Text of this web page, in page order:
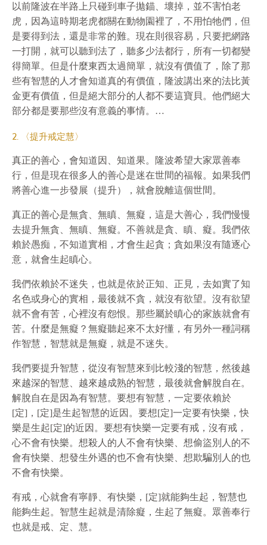
以前隆波在半路上只碰到車子拋錨、壞掉，並不害怕老
虎，因為這時期老虎都關在動物園裡了，不用怕牠們，但
是要得到法，還是非常的難。現在則很容易，只要把網路
一打開，就可以聽到法了，聽多少法都行，所有一切都變
得簡單。但是什麼東西太過簡單，就沒有價值了，除了那
些有智慧的人才會知道真的有價值，隆波講出來的法比黃
金更有價值，但是絕大部分的人都不要這寶貝。他們絕大
部分都是要那些沒有意義的事情。…
2. 〈提升戒定慧〉
真正的善心，會知道因、知道果。隆波希望大家眾善奉
行，但是現在很多人的善心是迷在世間的福報。如果我們
將善心進一步發展（提升），就會脫離這個世間。
真正的善心是無貪、無瞋、無癡，這是大善心，我們慢慢
去提升無貪、無瞋、無癡。不善就是貪、瞋、癡。我們依
賴於愚痴，不知道實相，才會生起貪；貪如果沒有隨逐心
意，就會生起瞋心。
我們依賴於不迷失，也就是依於正知、正見，去如實了知
名色或身心的實相，最後就不貪，就沒有欲望。沒有欲望
就不會有苦，心裡沒有怨恨。那些屬於瞋心的家族就會有
苦。什麼是無癡？無癡聽起來不太好懂，有另外一種詞稱
作智慧，智慧就是無癡，就是不迷失。
我們要提升智慧，從沒有智慧來到比較淺的智慧，然後越
來越深的智慧、越來越成熟的智慧，最後就會解脫自在。
解脫自在是因為有智慧。要想有智慧，一定要依賴於
[定]，[定]是生起智慧的近因。要想[定]一定要有快樂，快
樂是生起[定]的近因。要想有快樂一定要有戒，沒有戒，
心不會有快樂。想殺人的人不會有快樂、想偷盜別人的不
會有快樂、想發生外遇的也不會有快樂、想欺騙別人的也
不會有快樂。
有戒，心就會有寧靜、有快樂，[定]就能夠生起，智慧也
能夠生起。智慧生起就是清除癡，生起了無癡。眾善奉行
也就是戒、定、慧。